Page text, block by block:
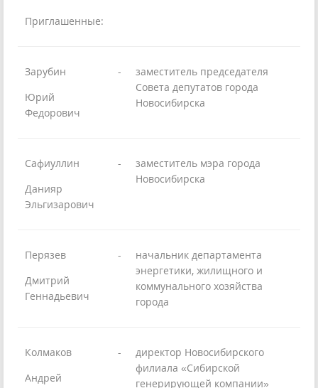
Приглашенные:
Зарубин
Юрий
Федорович
-
заместитель председателя
Совета депутатов города
Новосибирска
Сафиуллин
Данияр
Эльгизарович
-
заместитель мэра города
Новосибирска
Перязев
Дмитрий
Геннадьевич
-
начальник департамента
энергетики, жилищного и
коммунального хозяйства
города
Колмаков
Андрей
-
директор Новосибирского
филиала «Сибирской
генерирующей компании»